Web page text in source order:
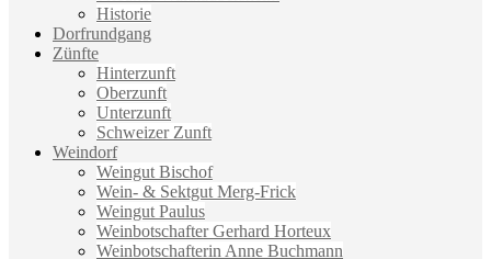
Historie
Dorfrundgang
Zünfte
Hinterzunft
Oberzunft
Unterzunft
Schweizer Zunft
Weindorf
Weingut Bischof
Wein- & Sektgut Merg-Frick
Weingut Paulus
Weinbotschafter Gerhard Horteux
Weinbotschafterin Anne Buchmann